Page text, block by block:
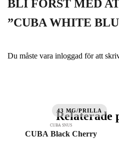
BLI FÖRST MED
”CUBA WHITE
Du måste vara inloggad för att
Relaterade
43 MG/PRILLA
CUBA SNUS
CUBA Black Cherry